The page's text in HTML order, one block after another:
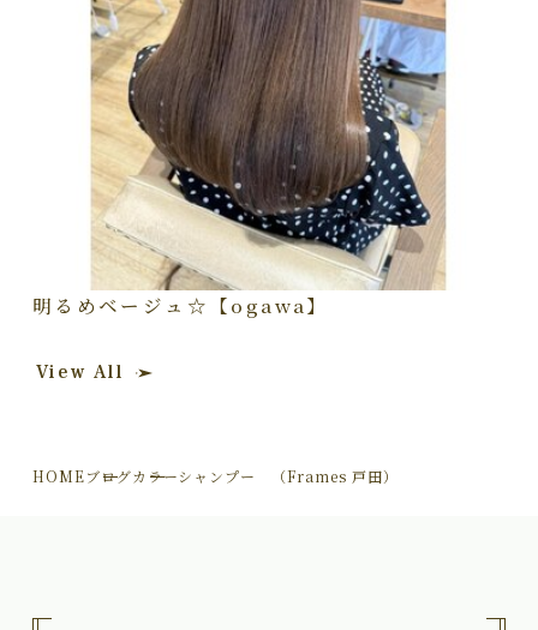
明るめベージュ☆【ogawa】
View All
HOMEブログカラーシャンプー （Frames 戸田）